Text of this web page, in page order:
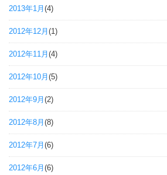
2013年1月 (4)
2012年12月 (1)
2012年11月 (4)
2012年10月 (5)
2012年9月 (2)
2012年8月 (8)
2012年7月 (6)
2012年6月 (6)